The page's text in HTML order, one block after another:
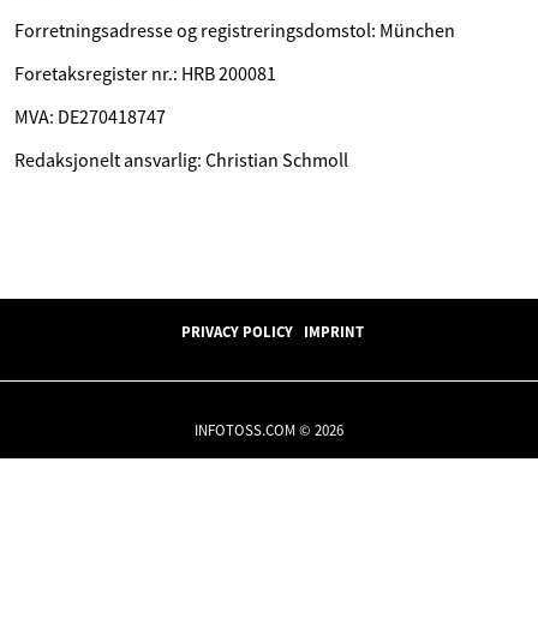
Forretningsadresse og registreringsdomstol: München
Foretaksregister nr.: HRB 200081
MVA: DE270418747
Redaksjonelt ansvarlig: Christian Schmoll
PRIVACY POLICY IMPRINT
INFOTOSS.COM © 2026